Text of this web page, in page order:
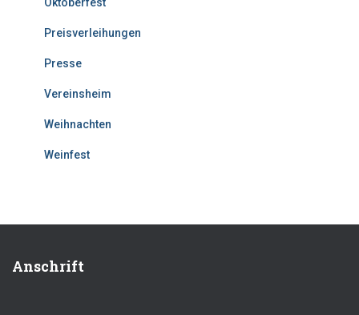
Preisverleihungen
Presse
Vereinsheim
Weihnachten
Weinfest
Anschrift